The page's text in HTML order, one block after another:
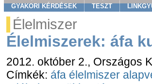
GYAKORI KÉRDÉSEK
TESZT
Élelmiszer
Élelmiszerek: áfa
2012. október 2., Országos
Címkék: áfa élelmiszer